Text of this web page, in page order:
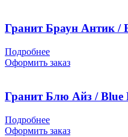
Гранит Браун Антик /
Подробнее
Оформить заказ
Гранит Блю Айз / Blue
Подробнее
Оформить заказ